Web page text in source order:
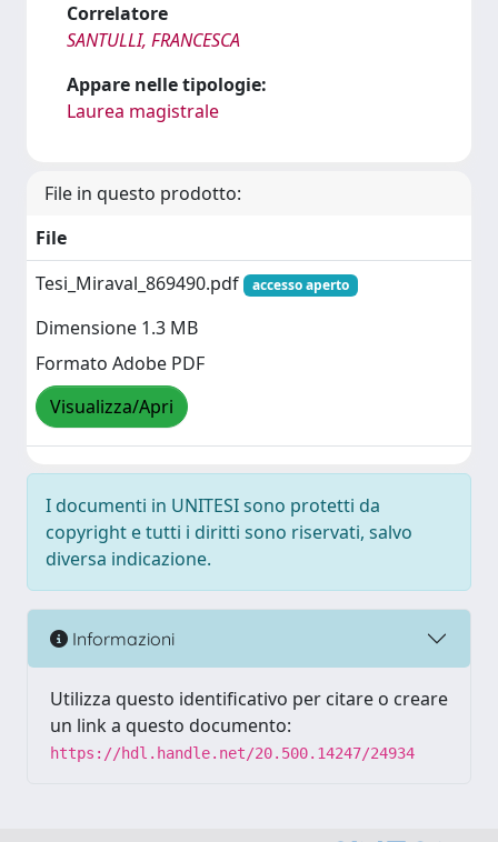
Correlatore
SANTULLI, FRANCESCA
Appare nelle tipologie:
Laurea magistrale
File in questo prodotto:
File
Tesi_Miraval_869490.pdf
accesso aperto
Dimensione 1.3 MB
Formato Adobe PDF
Visualizza/Apri
I documenti in UNITESI sono protetti da
copyright e tutti i diritti sono riservati, salvo
diversa indicazione.
Informazioni
Utilizza questo identificativo per citare o creare
un link a questo documento:
https://hdl.handle.net/20.500.14247/24934